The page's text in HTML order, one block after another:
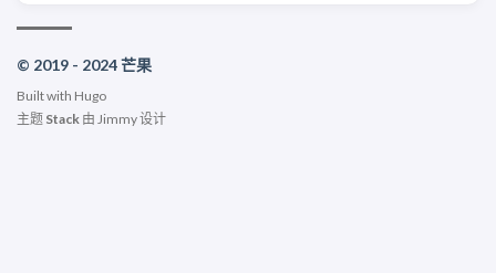
© 2019 - 2024 芒果
Built with Hugo
主题 Stack 由 Jimmy设计